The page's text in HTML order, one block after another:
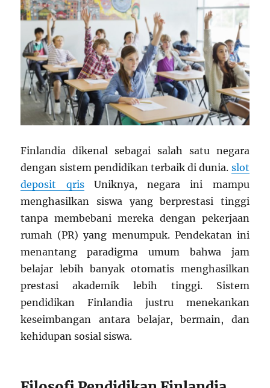
Finlandia dikenal sebagai salah satu negara
dengan sistem pendidikan terbaik di dunia. slot
deposit qrisUniknya, negara ini mampu
menghasilkan siswa yang berprestasi tinggi
tanpa membebani mereka dengan pekerjaan
rumah (PR) yang menumpuk. Pendekatan ini
menantang paradigma umum bahwa jam
belajar lebih banyak otomatis menghasilkan
prestasi akademik lebih tinggi. Sistem
pendidikan Finlandia justru menekankan
keseimbangan antara belajar, bermain, dan
kehidupan sosial siswa.